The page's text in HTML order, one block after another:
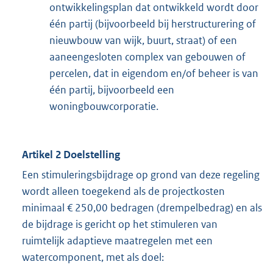
ontwikkelingsplan dat ontwikkeld wordt door
één partij (bijvoorbeeld bij herstructurering of
nieuwbouw van wijk, buurt, straat) of een
aaneengesloten complex van gebouwen of
percelen, dat in eigendom en/of beheer is van
één partij, bijvoorbeeld een
woningbouwcorporatie.
Artikel 2 Doelstelling
Een stimuleringsbijdrage op grond van deze regeling
wordt alleen toegekend als de projectkosten
minimaal € 250,00 bedragen (drempelbedrag) en als
de bijdrage is gericht op het stimuleren van
ruimtelijk adaptieve maatregelen met een
watercomponent, met als doel: